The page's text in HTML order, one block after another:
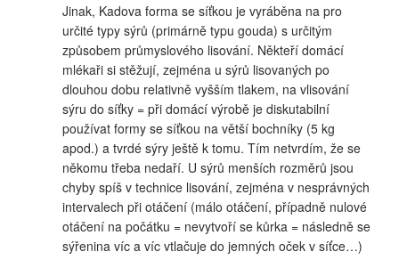
Jinak, Kadova forma se síťkou je vyráběna na pro
určité typy sýrů (primárně typu gouda) s určitým
způsobem průmyslového lisování. Někteří domácí
mlékaři si stěžují, zejména u sýrů lisovaných po
dlouhou dobu relativně vyšším tlakem, na vlisování
sýru do síťky = při domácí výrobě je diskutabilní
používat formy se síťkou na větší bochníky (5 kg
apod.) a tvrdé sýry ještě k tomu. Tím netvrdím, že se
někomu třeba nedaří. U sýrů menších rozměrů jsou
chyby spíš v technice lisování, zejména v nesprávných
intervalech při otáčení (málo otáčení, případně nulové
otáčení na počátku = nevytvoří se kůrka = následně se
sýřenina víc a víc vtlačuje do jemných oček v síťce…)